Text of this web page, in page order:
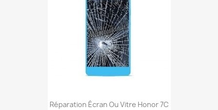
Réparation Écran Ou Vitre Honor 7C